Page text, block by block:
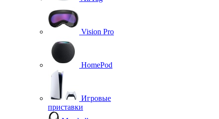
Vision Pro
HomePod
Игровые
приставки